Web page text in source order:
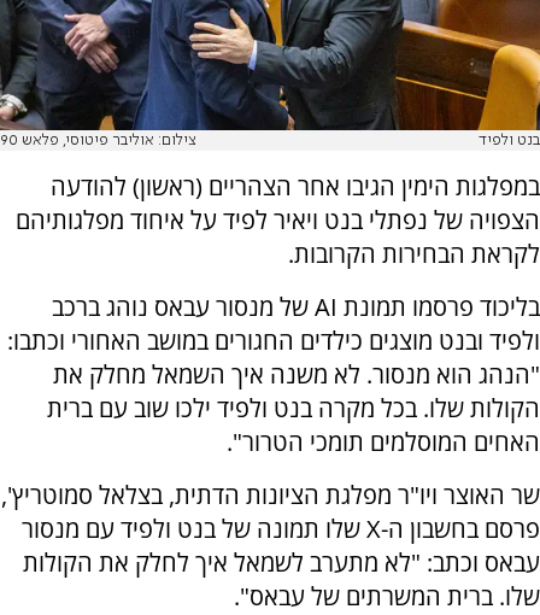
בנט ולפיד צילום: אוליבר פיטוסי, פלאש 90
במפלגות הימין הגיבו אחר הצהריים (ראשון) להודעה
הצפויה של נפתלי בנט ויאיר לפיד על איחוד מפלגותיהם
לקראת הבחירות הקרובות.
בליכוד פרסמו תמונת AI של מנסור עבאס נוהג ברכב
ולפיד ובנט מוצגים כילדים החגורים במושב האחורי וכתבו:
"הנהג הוא מנסור. לא משנה איך השמאל מחלק את
הקולות שלו. בכל מקרה בנט ולפיד ילכו שוב עם ברית
האחים המוסלמים תומכי הטרור".
שר האוצר ויו"ר מפלגת הציונות הדתית, בצלאל סמוטריץ',
פרסם בחשבון ה-X שלו תמונה של בנט ולפיד עם מנסור
עבאס וכתב: "לא מתערב לשמאל איך לחלק את הקולות
שלו. ברית המשרתים של עבאס".